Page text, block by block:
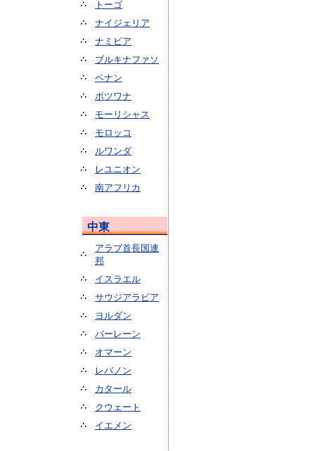
トーゴ
ナイジェリア
ナミビア
ブルキナファソ
ベナン
ボツワナ
モーリシャス
モロッコ
ルワンダ
レユニオン
南アフリカ
中東
アラブ首長国連
邦
イスラエル
サウジアラビア
ヨルダン
バーレーン
オマーン
レバノン
カタール
クウェート
イエメン